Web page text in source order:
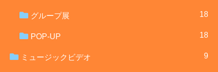
グループ展 18
POP-UP 18
ミュージックビデオ 9